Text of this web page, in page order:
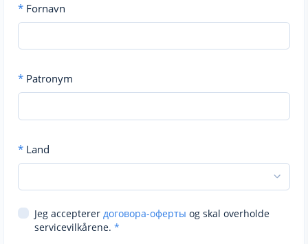
* Fornavn
* Patronym
* Land
Jeg accepterer договора-оферты og skal overholde
servicevilkårene. *